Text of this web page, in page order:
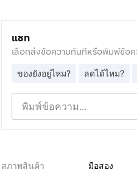
แชท
เลือกส่งข้อความทันทีหรือพิมพ์ข้อ
ของยังอยู่ไหม? ลดได้ไหม?
สภาพสินค้า มือสอง